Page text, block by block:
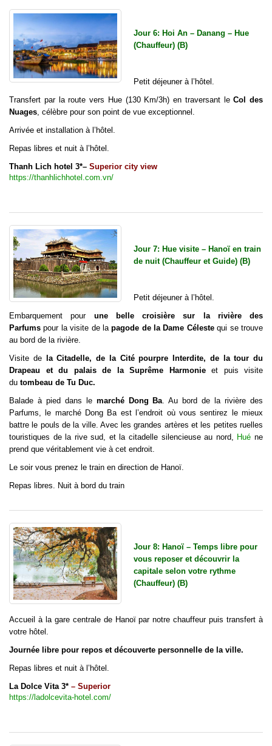
Jour 6: Hoi An – Danang – Hue
(Chauffeur) (B)
Petit déjeuner à l’hôtel.
Transfert par la route vers Hue (130 Km/3h) en traversant leCol des
Nuages , célèbre pour son point de vue exceptionnel.
Arrivée et installation à l’hôtel.
Repas libres et nuit à l’hôtel.
Thanh Lich hotel 3*– Superior city view
https://thanhlichhotel.com.vn/
Jour 7: Hue visite – Hanoï en train
de nuit (Chauffeur et Guide) (B)
Petit déjeuner à l’hôtel.
Embarquement pour une belle croisière sur la rivière des
Parfumspour la visite de lapagode de la Dame Célestequi se trouve
au bord de la rivière.
Visite de la Citadelle, de la Cité pourpre Interdite, de la tour du
Drapeau et du palais de la Suprême Harmonieet puis visite
du tombeau de Tu Duc.
Balade à pied dans lemarché Dong Ba . Au bord de la rivière des
Parfums, le marché Dong Ba est l’endroit où vous sentirez le mieux
battre le pouls de la ville. Avec les grandes artères et les petites ruelles
touristiques de la rive sud, et la citadelle silencieuse au nord, Hué ne
prend que véritablement vie à cet endroit.
Le soir vous prenez le train en direction de Hanoï.
Repas libres. Nuit à bord du train
Jour 8: Hanoï – Temps libre pour
vous reposer et découvrir la
capitale selon votre rythme
(Chauffeur) (B)
Accueil à la gare centrale de Hanoï par notre chauffeur puis transfert à
votre hôtel.
Journée libre pour repos et découverte personnelle de la ville.
Repas libres et nuit à l’hôtel.
La Dolce Vita 3* – Superior
https://ladolcevita-hotel.com/